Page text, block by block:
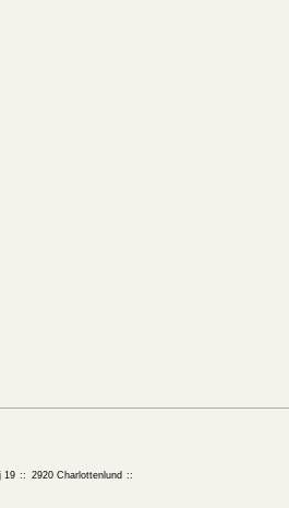
19
2920 Charlottenlund